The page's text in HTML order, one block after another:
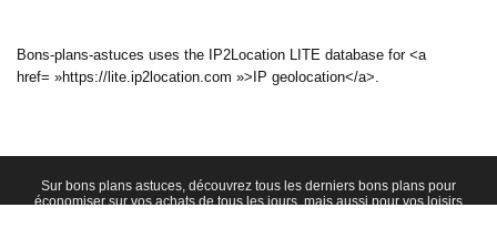
Bons-plans-astuces uses the IP2Location LITE database for <a
href= »https://lite.ip2location.com »>IP geolocation</a>.
Sur bons plans astuces, découvrez tous les derniers bons plans pour
économiser sur vos achats de tous les jours, mais aussi pour vos loisirs